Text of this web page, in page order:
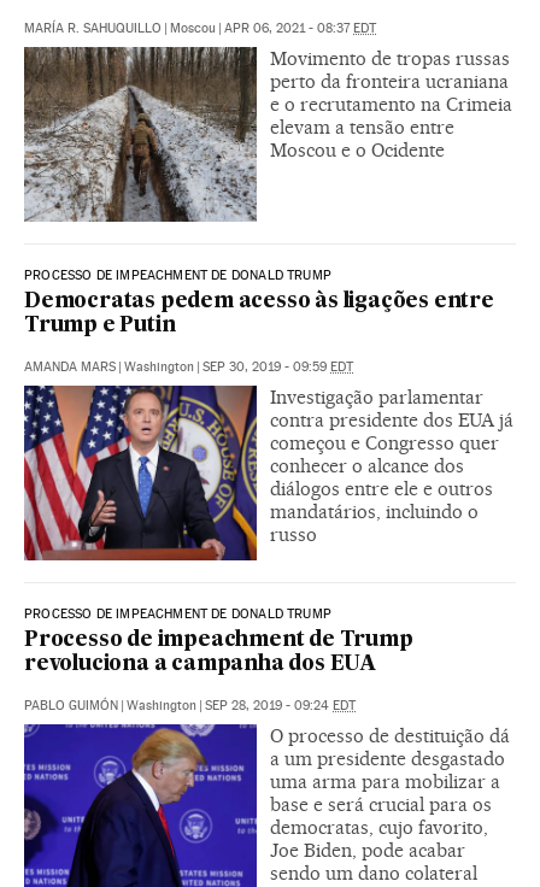
MARÍA R. SAHUQUILLO Moscou APR 06, 2021 - 08:37 EDT
Movimento de tropas russas
perto da fronteira ucraniana
e o recrutamento na Crimeia
elevam a tensão entre
Moscou e o Ocidente
PROCESSO DE IMPEACHMENT DE DONALD TRUMP
Democratas pedem acesso às ligações entre
Trump e Putin
AMANDA MARS Washington SEP 30, 2019 - 09:59 EDT
Investigação parlamentar
contra presidente dos EUA já
começou e Congresso quer
conhecer o alcance dos
diálogos entre ele e outros
mandatários, incluindo o
russo
PROCESSO DE IMPEACHMENT DE DONALD TRUMP
Processo de impeachment de Trump
revoluciona a campanha dos EUA
PABLO GUIMÓN | Washington | SEP 28, 2019 - 09:24 EDT
O processo de destituição dá
a um presidente desgastado
uma arma para mobilizar a
base e será crucial para os
democratas, cujo favorito,
Joe Biden, pode acabar
sendo um dano colateral